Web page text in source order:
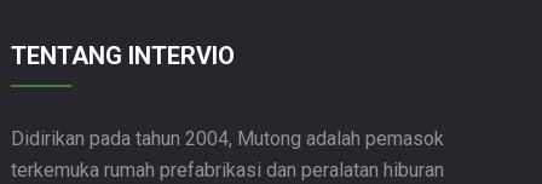
TENTANG INTERVIO
Didirikan pada tahun 2004, Mutong adalah pemasok
terkemuka rumah prefabrikasi dan peralatan hiburan